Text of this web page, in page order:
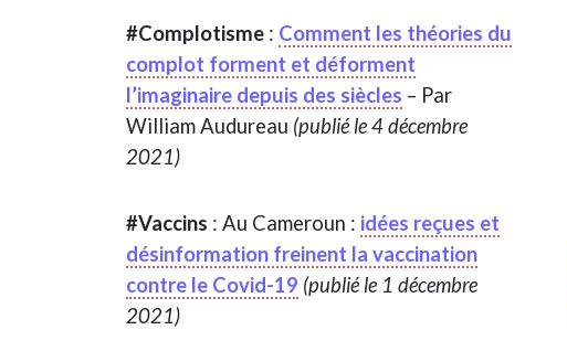
#Complotisme : Comment les théories du
complot forment et déforment
l’imaginaire depuis des siècles – Par
William Audureau (publié le 4 décembre
2021)
#Vaccins : Au Cameroun : idées reçues et
désinformation freinent la vaccination
contre le Covid-19 (publié le 1 décembre
2021)